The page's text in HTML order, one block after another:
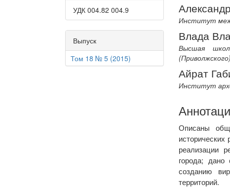
УДК 004.82 004.9
Выпуск
Том 18 № 5 (2015)
Институт
Влада
Высшая
Айрат
Институт
Описаны
реализации
города;
созданию
территорий.